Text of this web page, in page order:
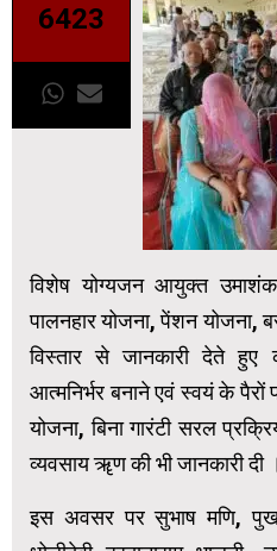
6423
विशेष योग्यजन आयुक्त उमाशंकर
पालनहार योजना, पेंशन योजना,
विस्तार से जानकारी देते हुए
आत्मनिर्भर बनाने एवं स्वयं के
योजना, बिना गारंटी सरल
व्यवसाय ॠण की भी जानकारी दी ।
इस अवसर पर सुभाष मणि,